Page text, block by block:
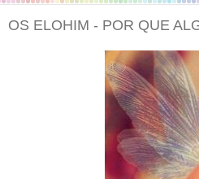
OS ELOHIM - POR QUE